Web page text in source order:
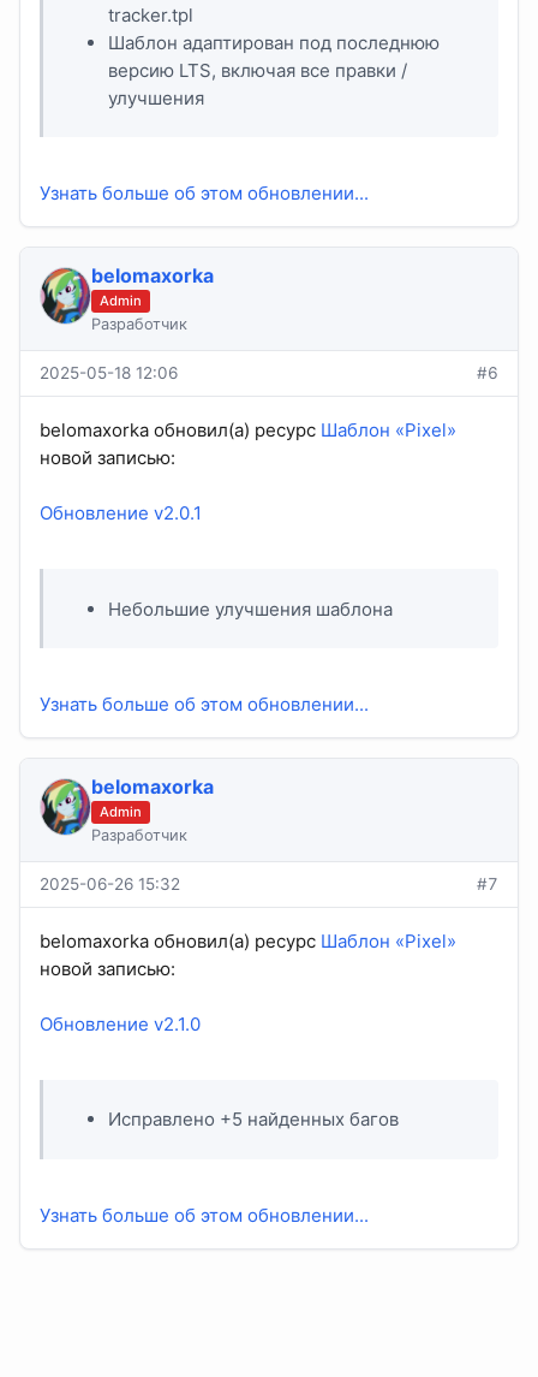
tracker.tpl
Шаблон адаптирован под последнюю
версию LTS, включая все правки /
улучшения
Узнать больше об этом обновлении...
belomaxorka
Admin
Разработчик
2025-05-18 12:06 #6
belomaxorka обновил(а) ресурс Шаблон «Pixel»
новой записью:
Обновление v2.0.1
Небольшие улучшения шаблона
Узнать больше об этом обновлении...
belomaxorka
Admin
Разработчик
2025-06-26 15:32 #7
belomaxorka обновил(а) ресурс Шаблон «Pixel»
новой записью:
Обновление v2.1.0
Исправлено +5 найденных багов
Узнать больше об этом обновлении...